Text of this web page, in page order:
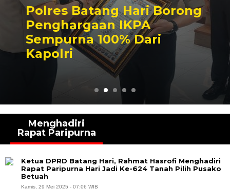
Polres Batang Hari Borong
Penghargaan IKPA
Sempurna 100% Dari
Kapolri
Menghadiri
Rapat Paripurna
Ketua DPRD Batang Hari, Rahmat Hasrofi Menghadiri
Rapat Paripurna Hari Jadi Ke-624 Tanah Pilih Pusako
Betuah
Kamis, 29 Mei 2025 - 07:06 WIB